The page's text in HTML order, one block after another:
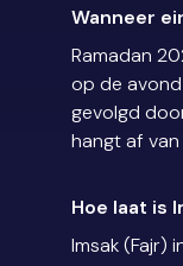
Wanneer
Ramadan
op de
gevolgd
hangt af van
Hoe laat is
Imsak (Fajr)